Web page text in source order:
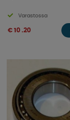
Varastossa
€ 10 .20